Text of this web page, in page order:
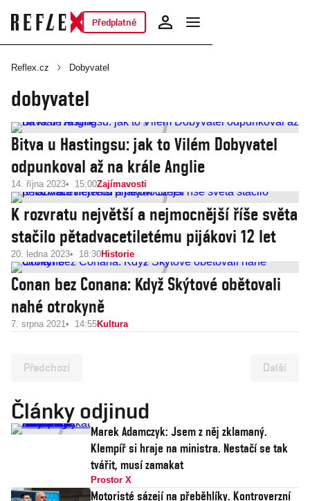
Předplatné
Reflex.cz Dobyvatel
dobyvatel
Bitva u Hastingsu: jak to Vilém Dobyvatel
odpunkoval až na krále Anglie
14. října 2023 15:00Zajímavosti
K rozvratu největší a nejmocnější říše světa
stačilo pětadvacetiletému pijákovi 12 let
20. ledna 2023 18:30Historie
Conan bez Conana: Když Skýtové obětovali
nahé otrokyně
7. srpna 2021 14:55Kultura
Předchozí Další
Články odjinud
Marek Adamczyk: Jsem z něj zklamaný.
Klempíř si hraje na ministra. Nestačí se tak
tvářit, musí zamakat
Prostor X
Motoristé sázejí na přeběhlíky. Kontroverzní